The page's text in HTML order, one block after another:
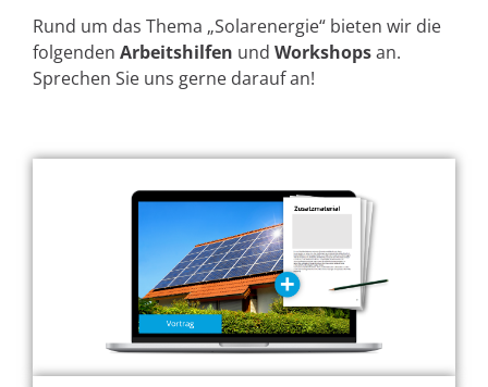
Rund um das Thema „Solarenergie“ bieten wir die
folgenden Arbeitshilfen und Workshopsan.
Sprechen Sie uns gerne darauf an!